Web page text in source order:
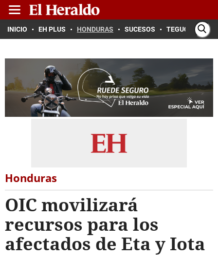
INICIO EH PLUS HONDURAS SUCESOS TEGUCIGALPA
Honduras
OIC movilizará
recursos para los
afectados de Eta y Iota